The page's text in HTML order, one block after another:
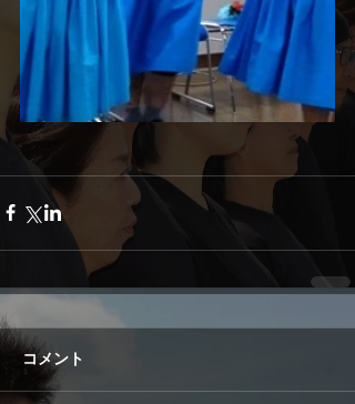
コメント